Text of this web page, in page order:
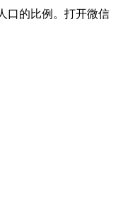
口的比例。打开微信